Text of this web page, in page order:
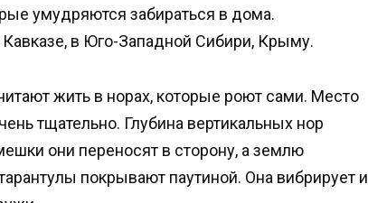
умудряются забираться в дома.
в Юго-Западной Сибири, Крыму.
жить в норах, которые роют сами. Место
тщательно. Глубина вертикальных нор
они переносят в сторону, а землю
покрывают паутиной. Она вибрирует и